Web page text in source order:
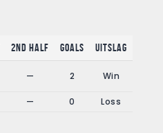
2nd Half Goals
Uitslag
— 2 Win
— 0 Loss